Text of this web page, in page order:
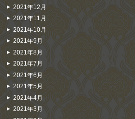
2021年12月
2021年11月
2021年10月
2021年9月
2021年8月
2021年7月
2021年6月
2021年5月
2021年4月
2021年3月